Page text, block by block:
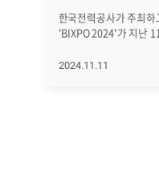
한국전력공사가 주최
'BIXPO 2024'가 지난
'에너지 미래로 향하는
2024.11.11